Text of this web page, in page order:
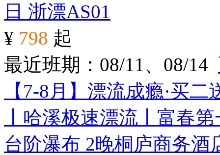
日 浙漂AS01
¥ 798 起
最近班期：08/11、08/14
【7-8月】漂流成瘾·买
丨哈溪极速漂流丨富春
台阶瀑布 2晚桐庐商务